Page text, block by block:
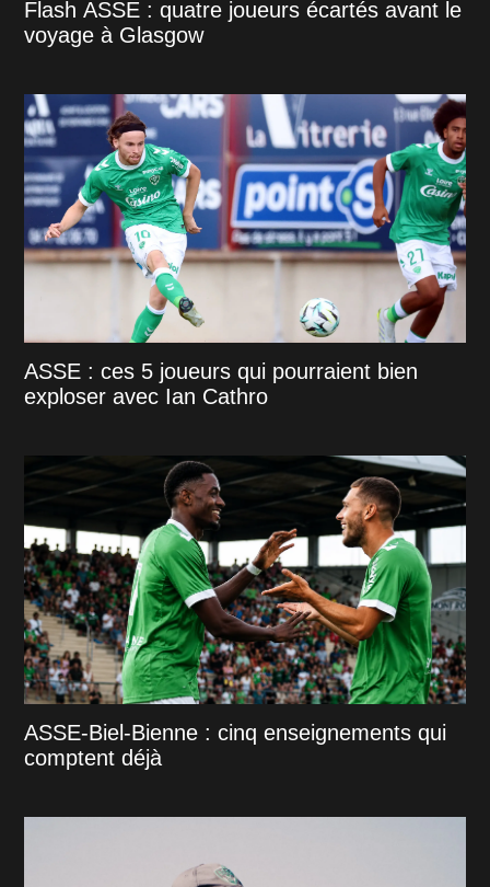
Flash ASSE : quatre joueurs écartés avant le
voyage à Glasgow
ASSE : ces 5 joueurs qui pourraient bien
exploser avec Ian Cathro
ASSE-Biel-Bienne : cinq enseignements qui
comptent déjà